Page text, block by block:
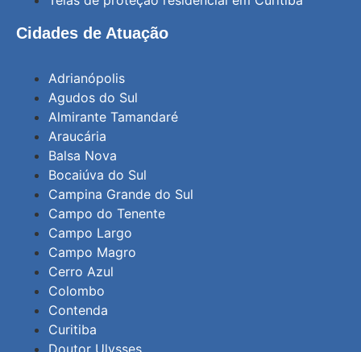
Cidades de Atuação
Adrianópolis
Agudos do Sul
Almirante Tamandaré
Araucária
Balsa Nova
Bocaiúva do Sul
Campina Grande do Sul
Campo do Tenente
Campo Largo
Campo Magro
Cerro Azul
Colombo
Contenda
Curitiba
Doutor Ulysses